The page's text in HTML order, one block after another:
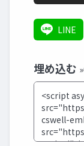
LINE
埋め込む